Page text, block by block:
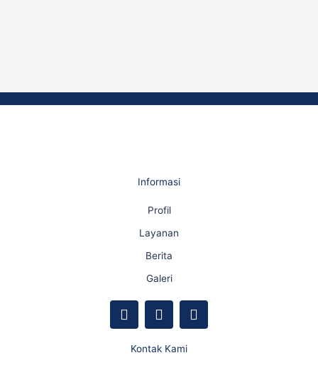
Informasi
Profil
Layanan
Berita
Galeri
F
a
e
Y
o
t
I
n
Kontak Kami